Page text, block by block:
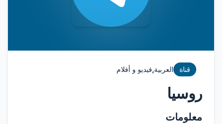
قناة العربية,فيديو و أفلام
روسيا
معلومات